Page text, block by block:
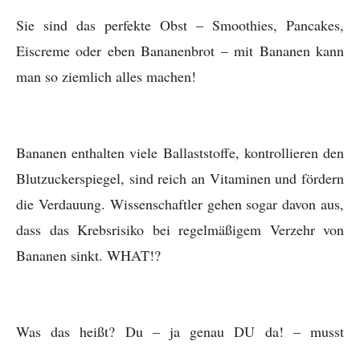
Sie sind das perfekte Obst – Smoothies, Pancakes,
Eiscreme oder eben Bananenbrot – mit Bananen kann
man so ziemlich alles machen!
Bananen enthalten viele Ballaststoffe, kontrollieren den
Blutzuckerspiegel, sind reich an Vitaminen und fördern
die Verdauung. Wissenschaftler gehen sogar davon aus,
dass das Krebsrisiko bei regelmäßigem Verzehr von
Bananen sinkt. WHAT!?
Was das heißt? Du – ja genau DU da! – musst